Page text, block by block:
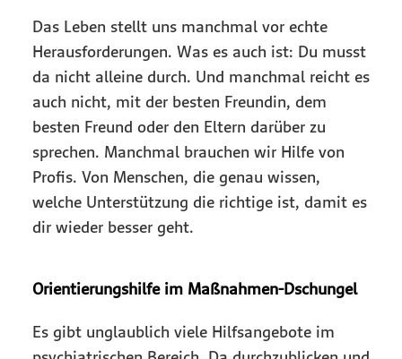
Das Leben stellt uns manchmal vor echte
Herausforderungen. Was es auch ist: Du musst
da nicht alleine durch. Und manchmal reicht es
auch nicht, mit der besten Freundin, dem
besten Freund oder den Eltern darüber zu
sprechen. Manchmal brauchen wir Hilfe von
Profis. Von Menschen, die genau wissen,
welche Unterstützung die richtige ist, damit es
dir wieder besser geht.
Orientierungshilfe im Maßnahmen-Dschungel
Es gibt unglaublich viele Hilfsangebote im